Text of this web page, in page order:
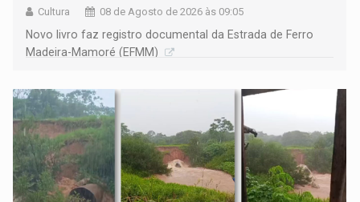
Cultura 08 de Agosto de 2026 às 09:05
Novo livro faz registro documental da Estrada de Ferro
Madeira-Mamoré (EFMM)